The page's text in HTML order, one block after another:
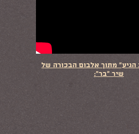
מתוך אלבום הבכורה של
שיר "בר":